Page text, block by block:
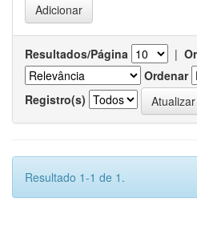
Resultados/Página |
Ordenar
Registro(s)
Resultado 1-1 de 1.